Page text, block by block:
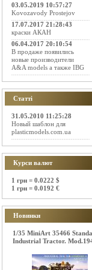
03.05.2019 10:57:27
Kovozavody Prostejov
17.07.2017 21:28:43
краски АКАН
06.04.2017 20:10:54
В продаже появились
новые производители
A&A models а также IBG
Статті
31.05.2010 11:25:28
Новый шаблон для
plasticmodels.com.ua
Курси валют
1 грн = 0.0222 $
1 грн = 0.0192 €
Новинки
1/35 MiniArt 35466
Industrial Tractor.